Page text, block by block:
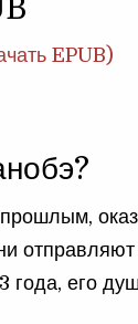
EPUB)
года, его